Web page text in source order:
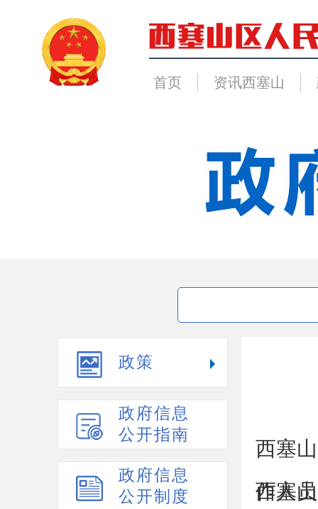
首页 资讯西塞山
政策
政府信息
公开指南
政府信息
公开制度
西塞
作人
西塞